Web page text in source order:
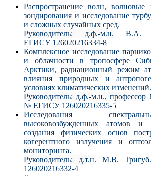
Распространение волн, волновые
зондирования и исследование
и сложных случайных сред.
Руководитель: д.ф.-м.н. В.А.
ЕГИСУ 126020216334-8
Комплексное исследование
и облачности в тропосфере
Арктики, радиационный режим
влияния природных и
условиях климатических изменений.
Руководитель: д.ф.-м.н., профессор
№ ЕГИСУ 126020216335-5
Исследования
высоковозбужденных атомов
создания физических основ
когерентного излучения и
мониторинга.
Руководитель: д.т.н. М.В.
126020216332-4